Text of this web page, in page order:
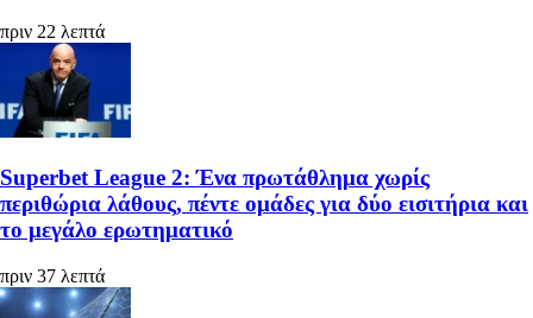
πριν 22 λεπτά
Superbet League 2: Ένα πρωτάθλημα χωρίς
περιθώρια λάθους, πέντε ομάδες για δύο εισιτήρια και
το μεγάλο ερωτηματικό
πριν 37 λεπτά